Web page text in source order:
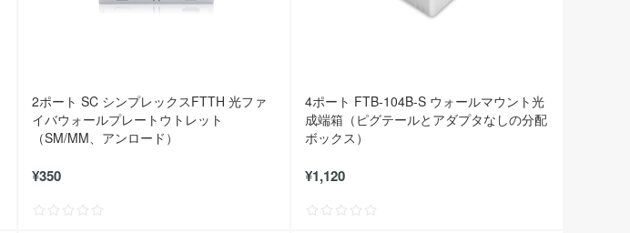
2ポート SC シンプレックスFTTH 光ファ
イバウォールプレートウトレット
（SM/MM、アンロード）
¥350
4ポート FTB-104B-S ウォールマウント光
成端箱（ピグテールとアダプタなしの分配
ボックス）
¥1,120